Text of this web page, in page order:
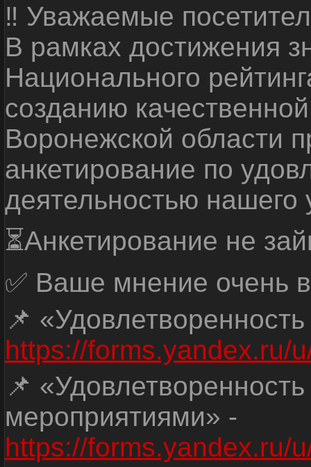
‼ Уважаемые
В рамках достижения
Национального
созданию
Воронежской области
анкетирование по
деятельностью нашего
⏳Анкетирование не
✅ Ваше мнение очень
📌
https://forms.yandex.ru/
📌
мероприятиями» -
https://forms.yandex.ru/